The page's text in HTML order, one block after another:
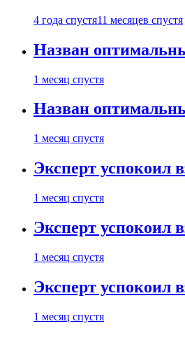
4 года спустя11 месяцев спустя
Назван
1 месяц спустя
Назван
1 месяц спустя
Эксперт успокоил
1 месяц спустя
Эксперт успокоил
1 месяц спустя
Эксперт успокоил
1 месяц спустя